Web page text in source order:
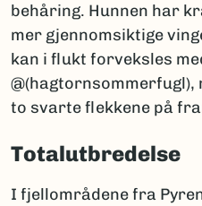
behåring. Hunnen har
mer gjennomsiktige
kan i flukt forveksles
@(hagtornsommerfugl),
to svarte flekkene på
Totalutbredelse
I fjellområdene fra